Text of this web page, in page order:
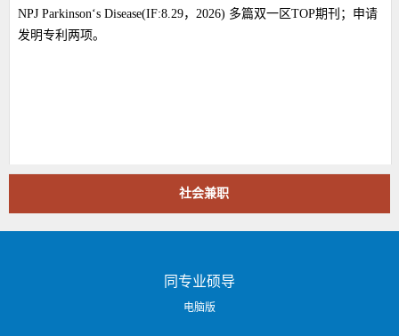
NPJ Parkinson‘s Disease(IF:8.29，2026) 多篇双一区TOP期刊；申请
发明专利两项。
社会兼职
同专业硕导
电脑版